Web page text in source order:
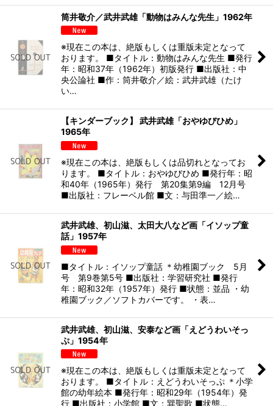
筒井敬介／武井武雄「動物はみんな先生」1962年
※現在この本は、絶版もしくは重版未定となって
おります。 ■タイトル：動物はみんな先生 ■発行
年：昭和37年（1962年）初版発行 ■出版社：中
央公論社 ■作：筒井敬介／絵：武井武雄（たけ
い…
【キンダーブック】 武井武雄「おやゆびひめ」
1965年
※現在この本は、絶版もしくは品切れとなってお
ります。 ■タイトル：おやゆびひめ ■発行年：昭
和40年（1965年）発行 第20集第9編 12月号
■出版社：フレーベル館 ■文：与田準一／絵…
武井武雄、初山滋、太田大八など画「イソップ童
話」1957年
■タイトル：イソップ童話 ＊幼稚園ブック 5月
号 第9巻第5号 ■出版社：学習研究社 ■発行
年：昭和32年（1957年）発行 ■状態：並品 ・幼
稚園ブック／ソフトカバーです。 ・表…
武井武雄、初山滋、安泰など画「えどうわいそっ
ぷ」1954年
※現在この本は、絶版もしくは重版未定となって
おります。 ■タイトル：えどうわいそっぷ ＊小学
館の幼年絵本 ■発行年：昭和29年（1954年）発
行 ■出版社：小学館 ■文：巽聖歌 ■状態…